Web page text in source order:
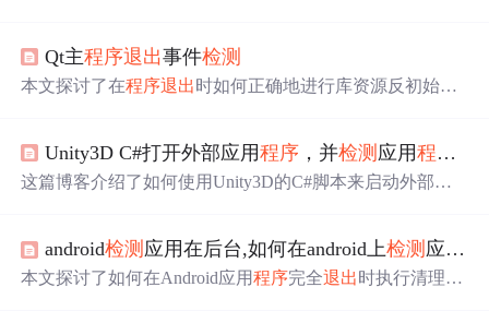
循环检测线程状态，保证业务线程完整执行，并给出了示
例程序。
Qt主程序退出事件检测
本文探讨了在程序退出时如何正确地进行库资源反初始
Unity3D C#打开外部应用程序 ，并检测 应用程序
这篇博客介绍了如何使用Unity3D的C#脚本来启动外部应
听来实现这一功能。
android检测 应用在后台,如何在android上检测 应用
本文探讨了如何在Android应用程序完全退出时执行清理临